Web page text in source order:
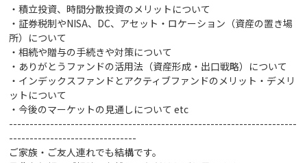
・積立投資、時間分散投資のメリットについて
・証券税制やNISA、DC、アセット・ロケーション（資産の置き場
所）について
・相続や贈与の手続きや対策について
・ありがとうファンドの活用法（資産形成・出口戦略）について
・インデックスファンドとアクティブファンドのメリット・デメリ
ットについて
・今後のマーケットの見通しについてetc
----------------------------------------------------------------------
-------------------------------
ご家族・ご友人連れでも結構です。